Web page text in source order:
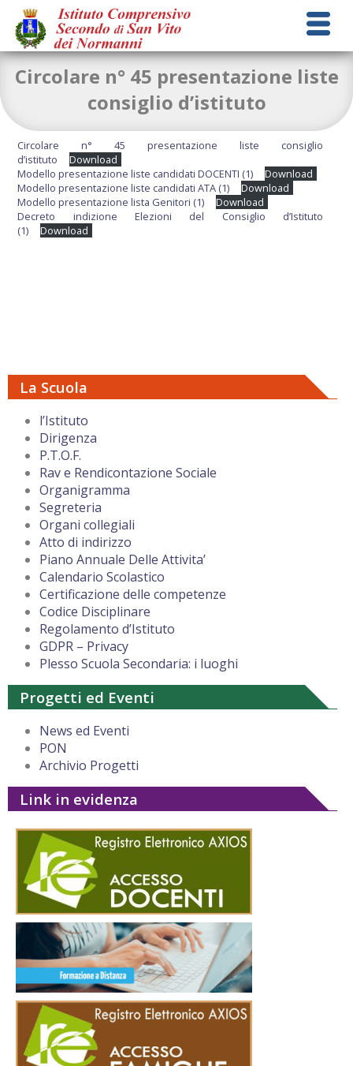
La Scuola
l’Istituto
Dirigenza
P.T.O.F.
Rav e Rendicontazione Sociale
Organigramma
Segreteria
Organi collegiali
Atto di indirizzo
Piano Annuale Delle Attivita’
Calendario Scolastico
Certificazione delle competenze
Codice Disciplinare
Regolamento d’Istituto
GDPR – Privacy
Plesso Scuola Secondaria: i luoghi
Progetti ed Eventi
News ed Eventi
PON
Archivio Progetti
Link in evidenza
Circolare n° 45 presentazione liste
consiglio d’istituto
Circolare n° 45 presentazione liste consiglio
d’istituto
Download
Modello presentazione liste candidati DOCENTI (1)
Download
Modello presentazione liste candidati ATA (1)
Download
Modello presentazione lista Genitori (1)
Download
Decreto indizione Elezioni del Consiglio d’Istituto
(1)
Download